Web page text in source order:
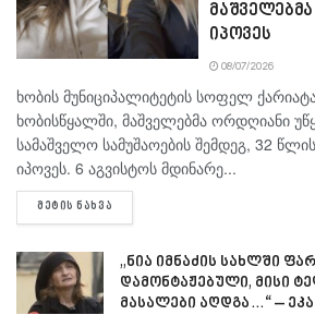
იპოვეს
08/07/2026
ხობის მუნიციპალიტეტის სოფელ
ხობისწყალში, მაშველებმა ორდღიანი
სამაშველო სამუშაოების შემდეგ, 32
იპოვეს. 6 აგვისტოს მდინარე...
ᲛᲔᲢᲘᲡ ᲜᲐᲮᲕᲐ
„ნია იმნაძის სახლში
დამონტაჟებული, მისი
მასალები აღდგა…“ – ეკა